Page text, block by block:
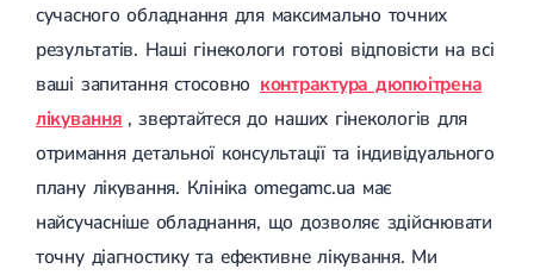
Гіпотиреоз
Хвороба Іценко-Кушинга
Гіпоталамічний синдром
Гірсутизм
Кіста щитовидної залози
Ожиріння
Наднирковозалозна недостатність (хвороба Аддісона)
Фізіотерапія
Ультразвукова терапія
Магнітотерапія
сучасного обладнання для максимально точних
результатів. Наші гінекологи готові відповісти на всі
ваші запитання стосовно контрактура дюпюітрена
лікування , звертайтеся до наших гінекологів для
отримання детальної консультації та індивідуального
плану лікування. Клініка omegamc.ua має
найсучасніше обладнання, що дозволяє здійснювати
точну діагностику та ефективне лікування. Ми